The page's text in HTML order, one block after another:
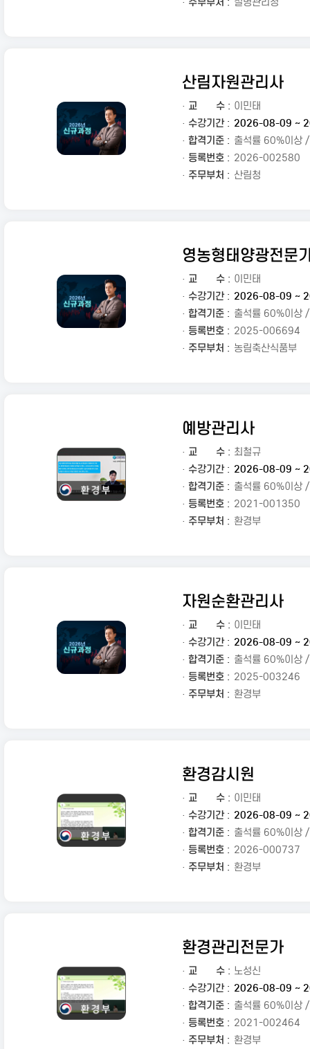
산림자원관리사
· 교 수 : 이민태
· 수강기간 : 2026-08-09 ~
· 합격기준 : 출석률 60%이상
· 등록번호 : 2026-002580
· 주무부처 : 산림청
영농형태양광전문
· 교 수 : 이민태
· 수강기간 : 2026-08-09 ~
· 합격기준 : 출석률 60%이상
· 등록번호 : 2025-006694
· 주무부처 : 농림축산식품부
예방관리사
· 교 수 : 최철규
· 수강기간 : 2026-08-09 ~
· 합격기준 : 출석률 60%이상
· 등록번호 : 2021-001350
· 주무부처 : 환경부
자원순환관리사
· 교 수 : 이민태
· 수강기간 : 2026-08-09 ~
· 합격기준 : 출석률 60%이상
· 등록번호 : 2025-003246
· 주무부처 : 환경부
환경감시원
· 교 수 : 이민태
· 수강기간 : 2026-08-09 ~
· 합격기준 : 출석률 60%이상
· 등록번호 : 2026-000737
· 주무부처 : 환경부
환경관리전문가
· 교 수 : 노성신
· 수강기간 : 2026-08-09 ~
· 합격기준 : 출석률 60%이상
· 등록번호 : 2021-002464
· 주무부처 : 환경부